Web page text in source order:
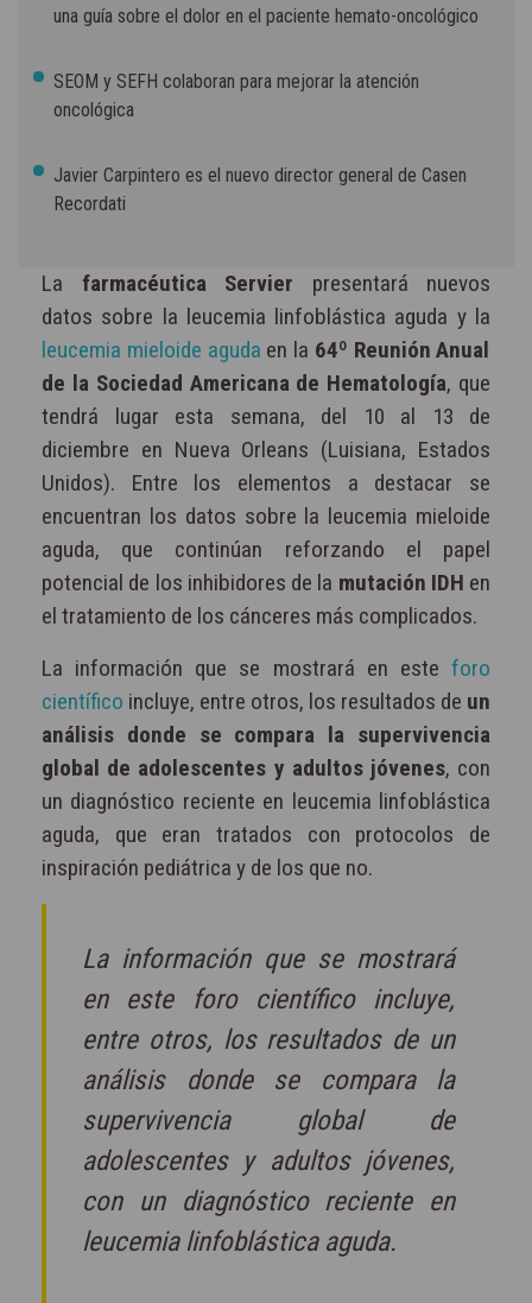
una guía sobre el dolor en el paciente hemato-oncológico
SEOM y SEFH colaboran para mejorar la atención
oncológica
Javier Carpintero es el nuevo director general de Casen
Recordati
La farmacéutica Servier presentará nuevos
datos sobre la leucemia linfoblástica aguda y la
leucemia mieloide aguda en la 64º Reunión Anual
de la Sociedad Americana de Hematología, que
tendrá lugar esta semana, del 10 al 13 de
diciembre en Nueva Orleans (Luisiana, Estados
Unidos). Entre los elementos a destacar se
encuentran los datos sobre la leucemia mieloide
aguda, que continúan reforzando el papel
potencial de los inhibidores de la mutación IDH en
el tratamiento de los cánceres más complicados.
La información que se mostrará en este foro
científico incluye, entre otros, los resultados de un
análisis donde se compara la supervivencia
global de adolescentes y adultos jóvenes, con
un diagnóstico reciente en leucemia linfoblástica
aguda, que eran tratados con protocolos de
inspiración pediátrica y de los que no.
La información que se mostrará
en este foro científico incluye,
entre otros, los resultados de un
análisis donde se compara la
supervivencia global de
adolescentes y adultos jóvenes,
con un diagnóstico reciente en
leucemia linfoblástica aguda.